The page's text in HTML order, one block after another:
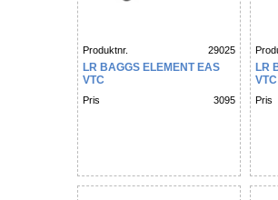
Produktnr. 29025
LR BAGGS ELEMENT EAS
VTC
Pris 3095
LR
Pris